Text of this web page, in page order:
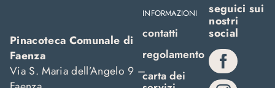
Pinacoteca Comunale di
Faenza
Via S. Maria dell’Angelo 9 –
INFORMAZIONI
contatti
regolamento
carta dei
seguici sui
nostri
social